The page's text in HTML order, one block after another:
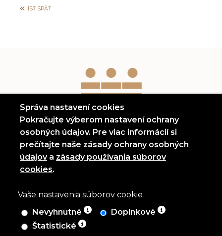
ÍSŤ SPÄŤ
Správa nastavení cookies
Pokračujte výberom nastavení ochrany
osobných údajov. Pre viac informácií si
prečítajte naše zásady ochrany osobných
údajov(otvorí sa v novom okne)
a zásady používania súborov
cookies(otvorí sa v novom okne)
.
Vaše nastavenia súborov cookie
Nevyhnutné
Povoliť iba nevyhnutné súbory cookie
Doplnkové
Štatistické